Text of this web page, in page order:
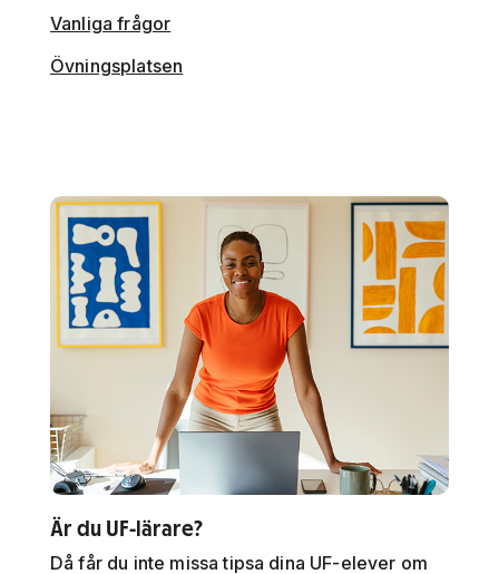
Vanliga frågor
Övningsplatsen
Är du UF-lärare?
Då får du inte missa tipsa dina UF-elever om